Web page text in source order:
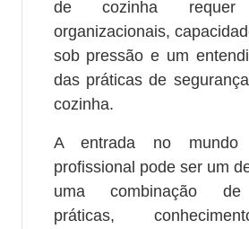
de cozinha requer
organizacionais,
sob pressão e um
das práticas de
cozinha.
A entrada no mundo
profissional pode ser um
uma combinação de
práticas,